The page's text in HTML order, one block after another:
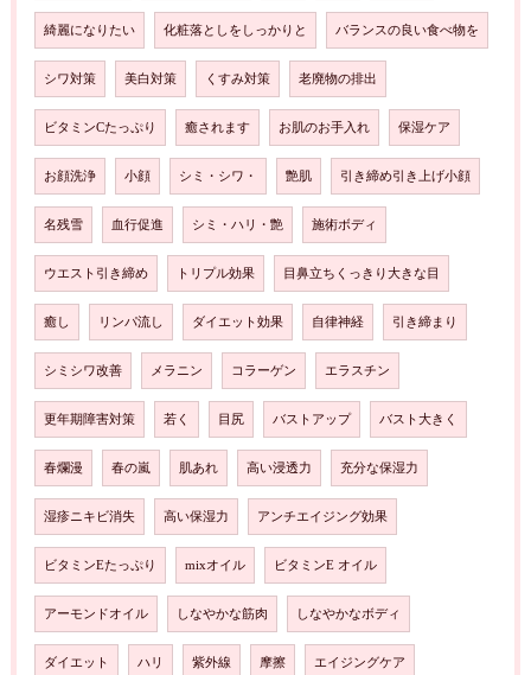
綺麗になりたい 化粧落としをしっかりと バランスの良い食べ物を
シワ対策 美白対策 くすみ対策 老廃物の排出
ビタミンCたっぷり 癒されます お肌のお手入れ 保湿ケア
お顔洗浄 小顔 シミ・シワ・ 艶肌 引き締め引き上げ小顔
名残雪 血行促進 シミ・ハリ・艶 施術ボディ
ウエスト引き締め トリプル効果 目鼻立ちくっきり大きな目
癒し リンパ流し ダイエット効果 自律神経 引き締まり
シミシワ改善 メラニン コラーゲン エラスチン
更年期障害対策 若く 目尻 バストアップ バスト大きく
春爛漫 春の嵐 肌あれ 高い浸透力 充分な保湿力
湿疹ニキビ消失 高い保湿力 アンチエイジング効果
ビタミンEたっぷり mixオイル ビタミンE オイル
アーモンドオイル しなやかな筋肉 しなやかなボディ
ダイエット ハリ 紫外線 摩擦 エイジングケア